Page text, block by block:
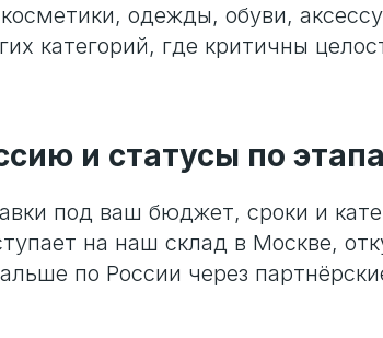
одежды, обуви,
категорий, где критичны
и статусы по
под ваш бюджет, сроки и
на наш склад в Москве,
по России через